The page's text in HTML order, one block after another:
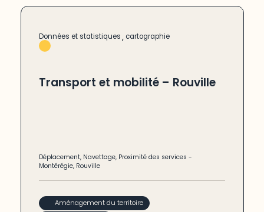
Données et statistiques, cartographie
Transport et mobilité – Rouville
Déplacement, Navettage, Proximité des services -
Montérégie, Rouville
Aménagement du territoire